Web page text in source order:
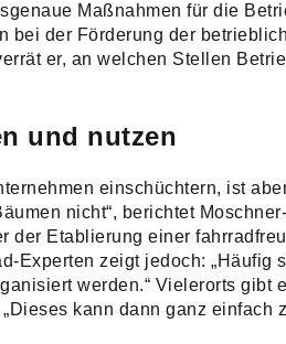
Maßnahmen für die
bei der Förderung der
er, an welchen Stellen
und nutzen
einschüchtern, ist
nicht“, berichtet
der Etablierung einer
Experten zeigt jedoch: „Häufig
werden.“ Vielerorts gibt
kann dann ganz einfach